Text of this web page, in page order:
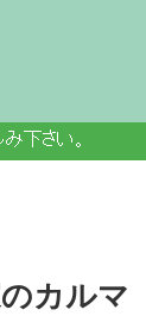
下さい。
カルマ